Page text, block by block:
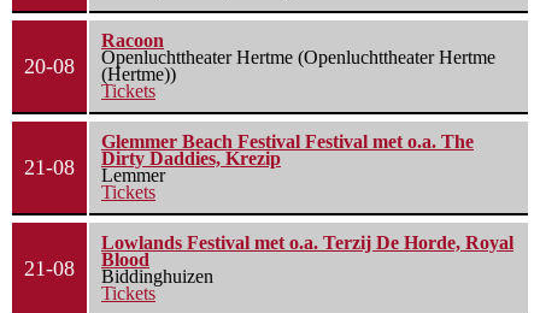
20-08
Racoon
Openluchttheater Hertme (Openluchttheater Hertme
(Hertme))
Tickets
21-08
Glemmer Beach Festival Festival met o.a. The
Dirty Daddies, Krezip
Lemmer
Tickets
21-08
Lowlands Festival met o.a. Terzij De Horde, Royal
Blood
Biddinghuizen
Tickets